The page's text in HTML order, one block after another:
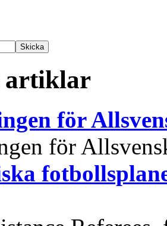
artiklar
för
för